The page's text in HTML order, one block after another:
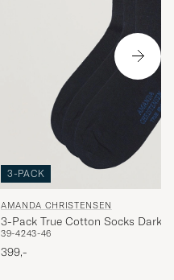
3-PACK
AMANDA CHRISTENSEN
3-Pack True Cotton Socks Dark
39-4243-46
399,-